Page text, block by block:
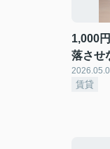
1,000
落させ
賃貸